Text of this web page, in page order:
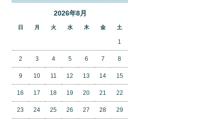
2026年8月
日 月 火 水 木 金 土
1
2 3 4 5 6 7 8
9 10 11 12 13 14 15
16 17 18 19 20 21 22
23 24 25 26 27 28 29